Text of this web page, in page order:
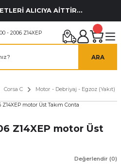
ALICIYA AİTTİR...
ARA
Corsa C Motor - Debriyaj - Egzoz (Yakıt)
Z14XEP motor Üst
Değerlendir (0)